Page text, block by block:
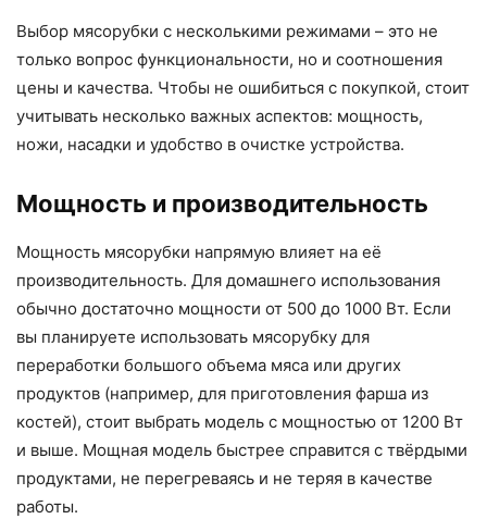
Выбор мясорубки с несколькими режимами – это не
только вопрос функциональности, но и соотношения
цены и качества. Чтобы не ошибиться с покупкой, стоит
учитывать несколько важных аспектов: мощность,
ножи, насадки и удобство в очистке устройства.
Мощность и производительность
Мощность мясорубки напрямую влияет на её
производительность. Для домашнего использования
обычно достаточно мощности от 500 до 1000 Вт. Если
вы планируете использовать мясорубку для
переработки большого объема мяса или других
продуктов (например, для приготовления фарша из
костей), стоит выбрать модель с мощностью от 1200 Вт
и выше. Мощная модель быстрее справится с твёрдыми
продуктами, не перегреваясь и не теряя в качестве
работы.